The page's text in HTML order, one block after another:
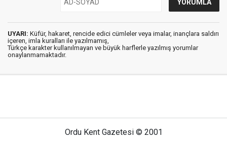
UYARI: Küfür, hakaret, rencide edici cümleler veya imalar, inançlara saldırı
içeren, imla kuralları ile yazılmamış,
Türkçe karakter kullanılmayan ve büyük harflerle yazılmış yorumlar
onaylanmamaktadır.
Ordu Kent Gazetesi © 2001